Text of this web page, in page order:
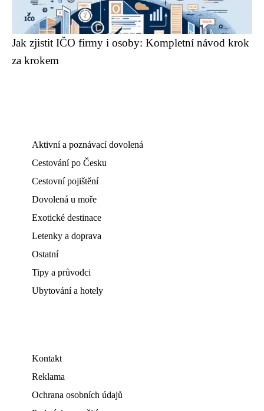
Jak zjistit IČO firmy i osoby: Kompletní návod krok
za krokem
Aktivní a poznávací dovolená
Cestování po Česku
Cestovní pojištění
Dovolená u moře
Exotické destinace
Letenky a doprava
Ostatní
Tipy a průvodci
Ubytování a hotely
Kontakt
Reklama
Ochrana osobních údajů